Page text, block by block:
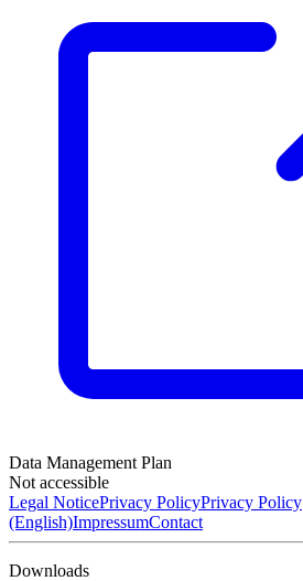
Data Management Plan
Not accessible
Legal NoticePrivacy PolicyPrivacy Policy
(English)ImpressumContact
Downloads